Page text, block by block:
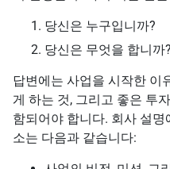
당신은 누구입니까?
당신은 무엇을 합니까?
답변에는 사업을 시작한 이
게 하는 것, 그리고 좋은 투
함되어야 합니다. 회사 설
소는 다음과 같습니다: